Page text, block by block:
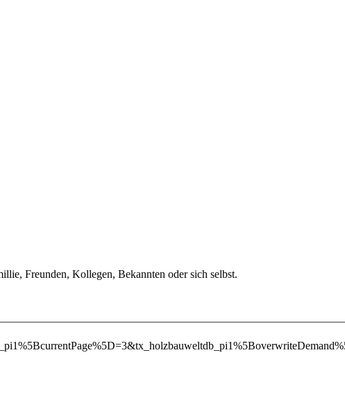
Freunden, Kollegen, Bekannten oder sich selbst.